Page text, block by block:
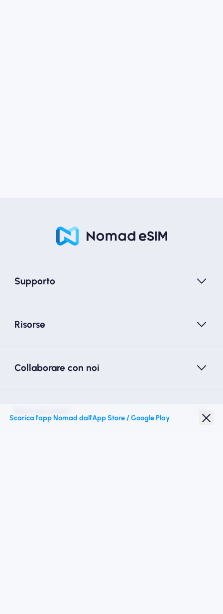
Supporto
Risorse
Collaborare con noi
Scarica l'app Nomad dall'App Store / Google Play